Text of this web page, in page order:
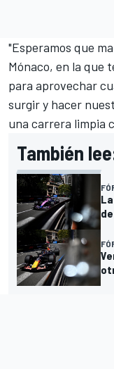
"Esperamos que
Mónaco, en la que
para aprovechar
surgir y hacer
una carrera limpia
También